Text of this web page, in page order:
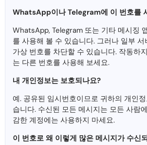
WhatsApp이나 Telegram에 이 번호를
WhatsApp, Telegram 또는 기타 메시징
를 사용해 볼 수 있습니다. 그러나 일부
가상 번호를 차단할 수 있습니다. 작동하
는 다른 번호를 사용해 보세요.
내 개인정보는 보호되나요?
예. 공유된 임시번호이므로 귀하의 개인
습니다. 수신된 모든 메시지는 모든 사람
감한 계정에는 사용하지 마세요.
이 번호로 왜 이렇게 많은 메시지가 수신